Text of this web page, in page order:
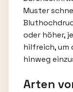
Muster
oder höher,
hilfreich, um
hinweg
Arten